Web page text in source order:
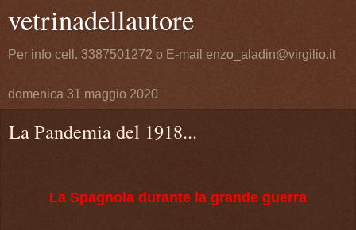
vetrinadellautore
Per info cell. 3387501272 o E-mail enzo_aladin@virgilio.it
domenica 31 maggio 2020
La Pandemia del 1918...
La Spagnola durante la grande guerra